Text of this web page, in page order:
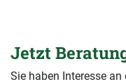
Jetzt
Sie haben Interesse